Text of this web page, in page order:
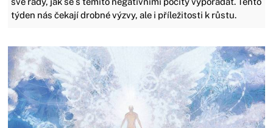
týden nás čekají drobné výzvy, ale i příležitosti k růstu.